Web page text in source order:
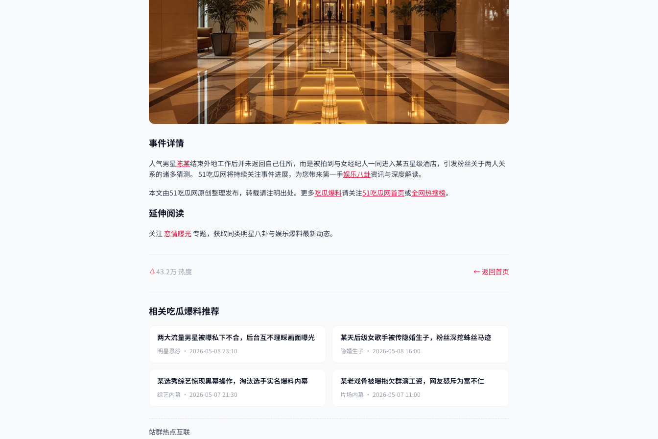
事件详情
人气男星陈某结束外地工作后并未返回自己住所，而是被拍到与女经纪人一同进入某五星级酒店，引发粉丝关于两人关
系的诸多猜测。 51吃瓜网将持续关注事件进展，为您带来第一手娱乐八卦资讯与深度解读。
本文由51吃瓜网原创整理发布，转载请注明出处。更多吃瓜爆料请关注51吃瓜网首页或全网热搜榜。
延伸阅读
关注 恋情曝光 专题，获取同类明星八卦与娱乐爆料最新动态。
43.2万 热度 ← 返回首页
相关吃瓜爆料推荐
两大流量男星被曝私下不合，后台互不理睬画面曝光
明星恩怨 · 2026-05-08 23:10
某天后级女歌手被传隐婚生子，粉丝深挖蛛丝马迹
隐婚生子 · 2026-05-08 16:00
某选秀综艺惊现黑幕操作，淘汰选手实名爆料内幕
综艺内幕 · 2026-05-07 21:30
某老戏骨被曝拖欠群演工资，网友怒斥为富不仁
片场内幕 · 2026-05-07 11:00
站群热点互联